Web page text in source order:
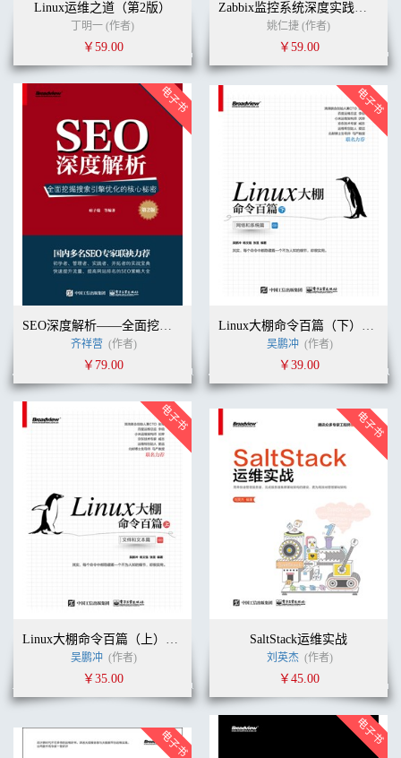
Linux运维之道（第2版）
丁明一 (作者)
￥59.00
Zabbix监控系统深度实践（第2版）
姚仁捷 (作者)
￥59.00
SEO深度解析——全面挖掘搜索引擎优化的核心秘密（第2版）
齐祥营 (作者)
￥79.00
Linux大棚命令百篇（下）——网络和系统篇
吴鹏冲 (作者)
￥39.00
Linux大棚命令百篇（上）—— 文件和文本篇
吴鹏冲 (作者)
￥35.00
SaltStack运维实战
刘英杰 (作者)
￥45.00